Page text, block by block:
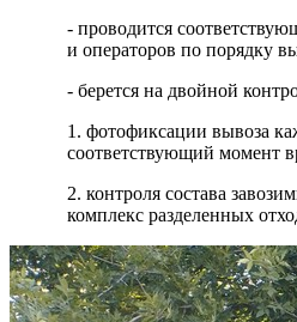
- проводится
и операторов по порядку
- берется на двойной
1. фотофиксации вывоза
соответствующий момент
2. контроля состава
комплекс разделенных